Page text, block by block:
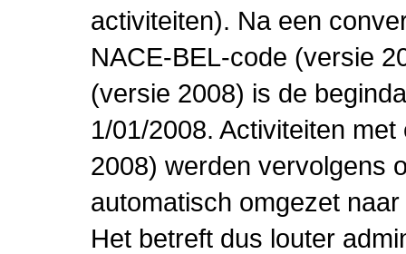
activiteiten). Na een
NACE-BEL-code (versie
(versie 2008) is de
1/01/2008. Activiteiten
2008) werden vervolgens
automatisch omgezet
Het betreft dus louter